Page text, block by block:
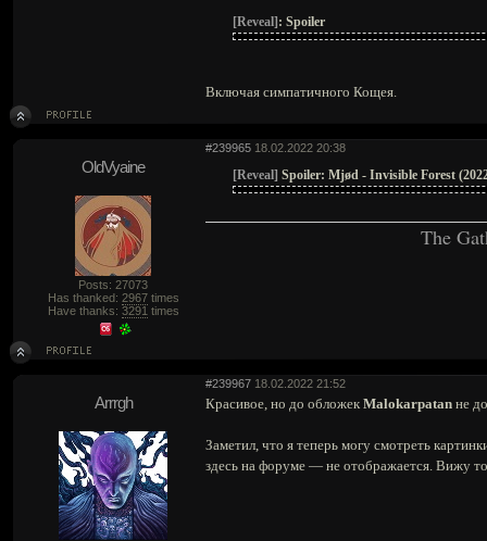
[Reveal] : Spoiler
Включая симпатичного Кощея.
#239965 18.02.2022 20:38
OldVyaine
Posts: 27073
Has thanked: 2967times
Have thanks: 3291 times
[Reveal] Spoiler: Mjød - Invisible Forest
The
#239967 18.02.2022 21:52
Arrrgh Красивое, но до обложек Malokarpatan не
Заметил, что я теперь могу смотреть
здесь на форуме — не отображается. Вижу